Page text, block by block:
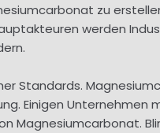
zu
werden
Standards.
Einigen